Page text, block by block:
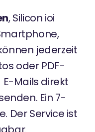
, Silicon ioi
jederzeit
oder PDF-
Mails direkt
Ein 7-
Der Service ist